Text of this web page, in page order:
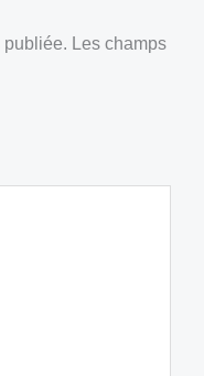
publiée. Les champs